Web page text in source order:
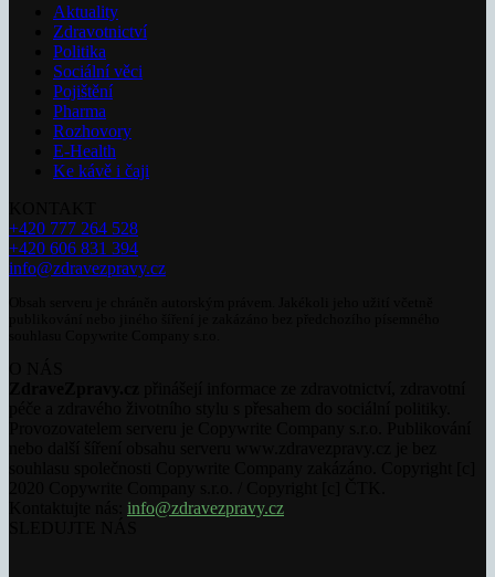
Aktuality
Zdravotnictví
Politika
Sociální věci
Pojištění
Pharma
Rozhovory
E-Health
Ke kávě i čaji
+420 777 264 528
+420 606 831 394
info@zdravezpravy.cz
info@zdravezpravy.cz